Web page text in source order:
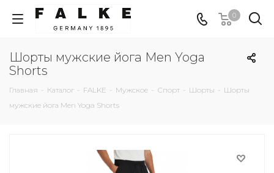
0
Шорты мужские йога Men Yoga
Shorts
Главная - Каталог - FALKE - Мужское - Спорт - Шорты - Шорты
мужские йога Men Yoga Shorts